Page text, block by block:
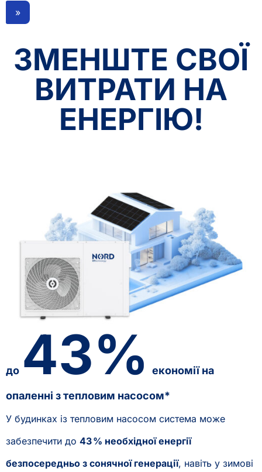
»
ЗМЕНШТЕ СВОЇ
ВИТРАТИ НА
ЕНЕРГІЮ!
до 43% економії на
опаленні з тепловим насосом*
У будинках із тепловим насосом система може
забезпечити до 43 % необхідної енергії
безпосередньо з сонячної генерації, навіть у зимові